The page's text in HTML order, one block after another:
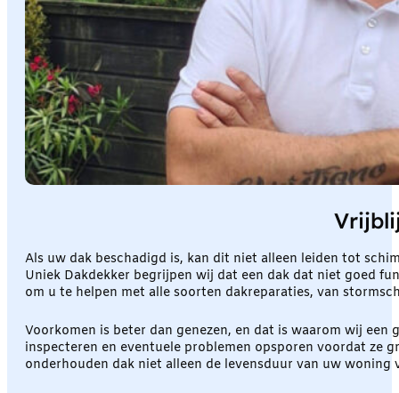
Als uw dak beschadigd is, kan dit niet alleen leiden tot
Uniek Dakdekker begrijpen wij dat een dak dat niet goed
om u te helpen met alle soorten dakreparaties, van
Voorkomen is beter dan genezen, en dat is waarom wij
inspecteren en eventuele problemen opsporen voordat ze
onderhouden dak niet alleen de levensduur van uw